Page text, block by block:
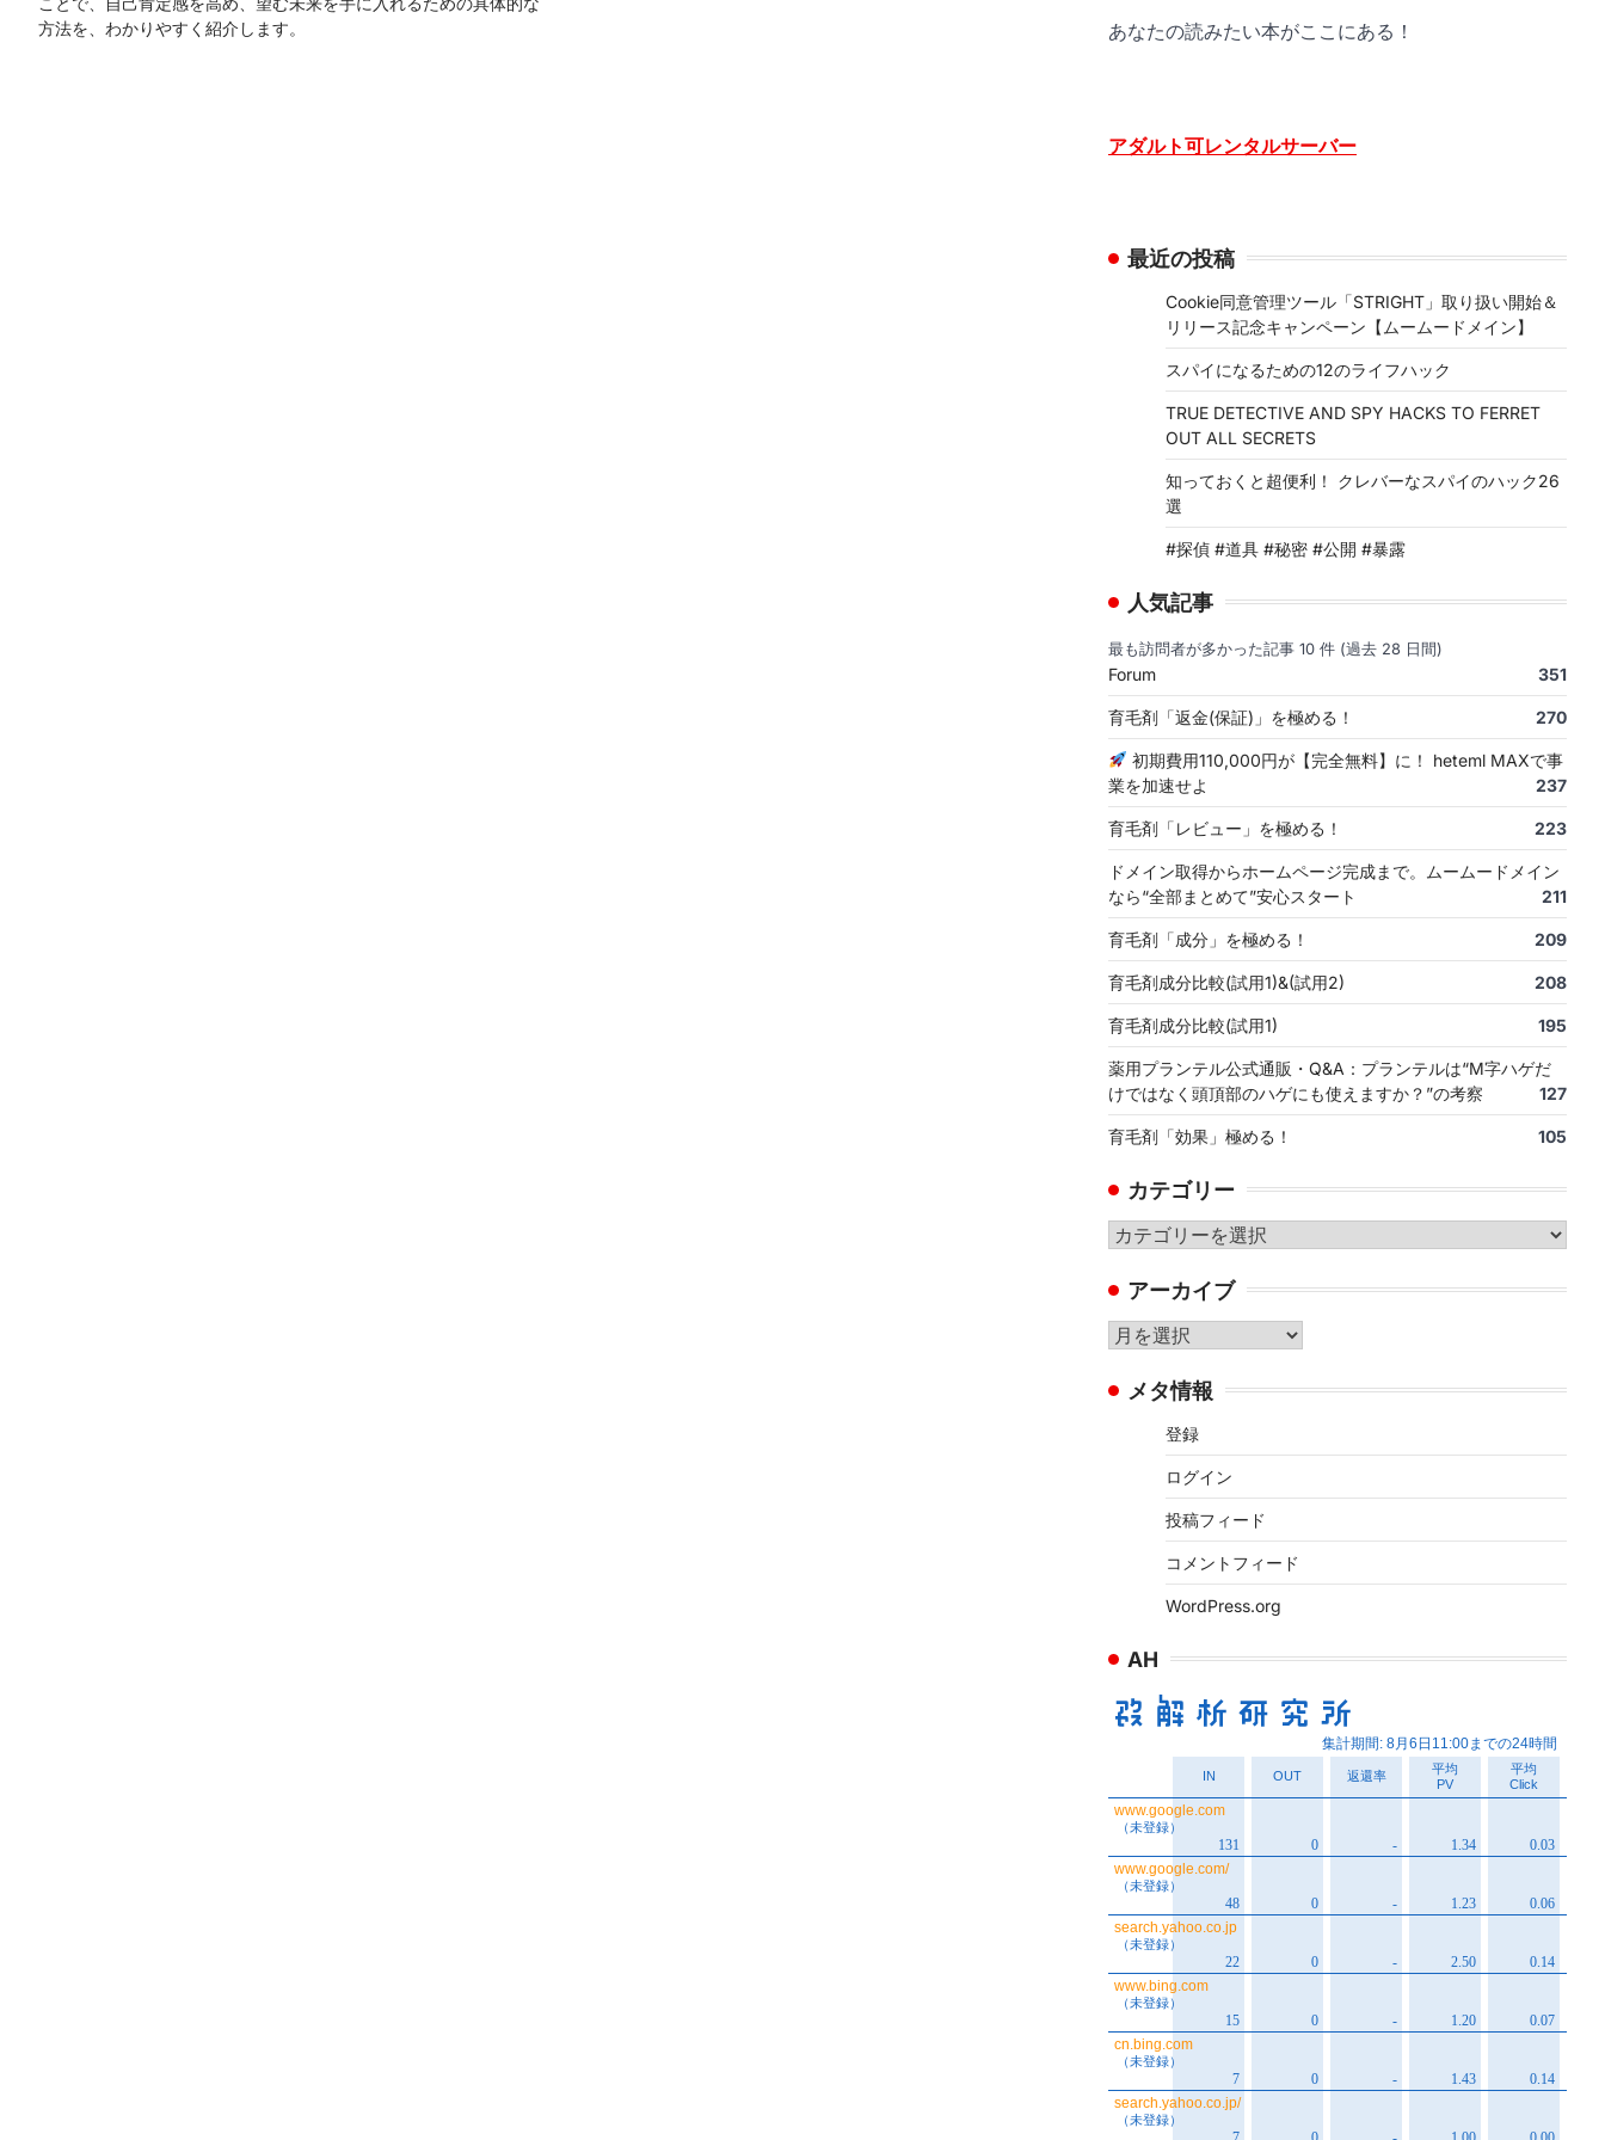
方法を、わかりやすく紹介します。
あなたの読みたい本がここにある！
アダルト可レンタルサーバー
最近の投稿
Cookie同意管理ツール「STRIGHT」取り扱い開始＆
リリース記念キャンペーン【ムームードメイン】
スパイになるための12のライフハック
TRUE DETECTIVE AND SPY HACKS TO FERRET
OUT ALL SECRETS
知っておくと超便利！ クレバーなスパイのハック26
選
#探偵 #道具 #秘密 #公開 #暴露
人気記事
最も訪問者が多かった記事 10 件 (過去 28 日間)
Forum 351
育毛剤「返金(保証)」を極める！ 270
初期費用110,000円が【完全無料】に！ heteml MAXで事
業を加速せよ
237
育毛剤「レビュー」を極める！ 223
ドメイン取得からホームページ完成まで。ムームードメイン
なら“全部まとめて”安心スタート
211
育毛剤「成分」を極める！ 209
育毛剤成分比較(試用1)&(試用2) 208
育毛剤成分比較(試用1) 195
薬用プランテル公式通販・Q&A：プランテルは“M字ハゲだ
けではなく頭頂部のハゲにも使えますか？”の考察
127
育毛剤「効果」極める！ 105
カテゴリー
カ
ゴ
リ
ー
アーカイブ
ア
カ メタ情報
登録
ログイン
投稿フィード
コメントフィード
WordPress.org
AH